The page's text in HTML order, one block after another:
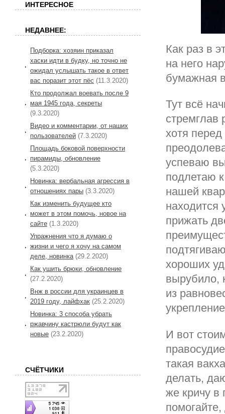
Как раз в
на него
бумажная
Тут всё
стремглав
хотя
успеваю
подлетаю
нашей
находится
прижать
хороших
вырубило,
из
И вот
такая
делать,
же кричу в
ИНТЕРЕСНОЕ
НЕДАВНЕЕ:
Подборка: хозяин приказал
хаски идти в будку, но точно не
ожидал услышать такое в ответ
вас поразит этот пёс (11.3.2020)
Кто продолжал воевать после 9
мая 1945 года, секреты
(9.3.2020)
Видео и комментарии, от наших
пользователей (7.3.2020)
Площадь боковой поверхности
пирамиды, обновление
(5.3.2020)
Новинка: вербальная агрессия в
отношениях пары (3.3.2020)
Как изменить будущее кто
может в этом помочь, новое на
сайте (1.3.2020)
Упражнения что я думаю о
жизни и чего я хочу на самом
деле, новинка (29.2.2020)
Как ушить брюки, обновление
(27.2.2020)
Внж в россии для украинцев в
2019 году, лайфхак (25.2.2020)
Новинка: 3 способа убрать
ржавчину кастрюли будут как
новые (23.2.2020)
СЧЁТЧИКИ